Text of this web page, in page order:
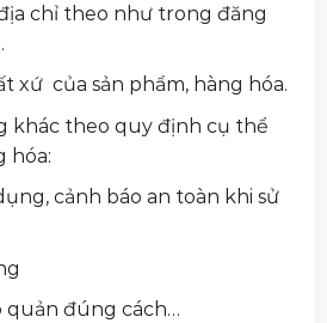
chỉ theo như trong đăng
xứ của sản phẩm, hàng hóa.
khác theo quy định cụ thể
hóa:
cảnh báo an toàn khi sử
quản đúng cách…